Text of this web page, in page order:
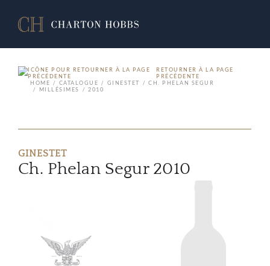
RETOURNER À LA PAGE
PRÉCÉDENTE
HOME
CATALOGUE GINESTET
CH. PHELAN SEGUR
MILLÉSIMES
2010
GINESTET
Ch. Phelan Segur 2010